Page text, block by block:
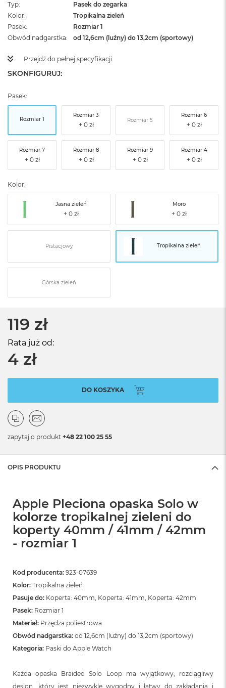
Typ
Pasek do zegarka
Kolor
Tropikalna zieleń
Pasek
Rozmiar 1
Obwód nadgarstka
od 12,6cm (luźny) do 13,2cm (sportowy)
Przejdź do pełnej specyfikacji
SKONFIGURUJ:
Pasek:
Rozmiar 1
Rozmiar 3
Rozmiar 5
Rozmiar 6
Rozmiar 7 Rozmiar 8 Rozmiar 9 Rozmiar 4
Kolor:
Jasna zieleń Moro
Pistacjowy Tropikalna zieleń
Górska zieleń
119 zł
Rata już od:
4 zł
DO KOSZYKA
zapytaj o produkt +48 22 100 25 55
OPIS PRODUKTU
Apple Pleciona opaska Solo w
kolorze tropikalnej zieleni do
koperty 40mm / 41mm / 42mm
- rozmiar 1
Kod producenta: 923-07639
Kolor: Tropikalna zieleń
Pasuje do: Koperta: 40mm, Koperta: 41mm, Koperta: 42mm
Pasek: Rozmiar 1
Materiał: Przędza poliestrowa
Obwód nadgarstka: od 12,6cm (luźny) do 13,2cm (sportowy)
Kategoria: Paski do Apple Watch
Każda opaska Braided Solo Loop ma wyjątkowy, rozciągliwy
design, który jest niezwykle wygodny i łatwy do zakładania i